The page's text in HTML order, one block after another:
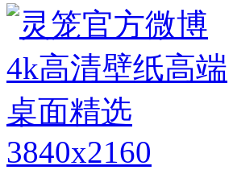
3840x2160